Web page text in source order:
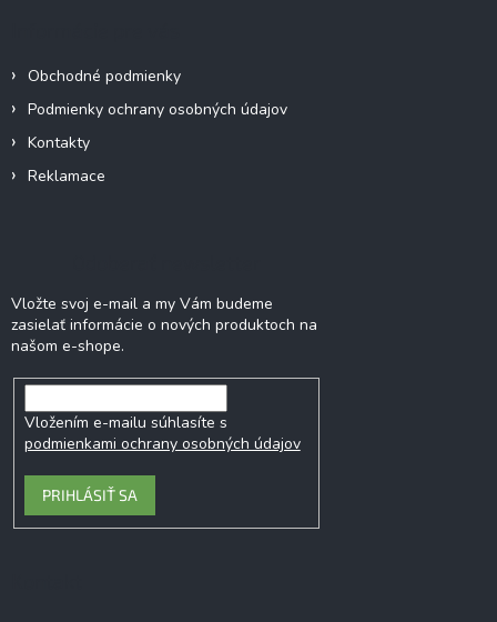
Obchodné podmienky
Podmienky ochrany osobných údajov
Kontakty
Reklamace
Vložte svoj e-mail a my Vám budeme
zasielať informácie o nových produktoch na
našom e-shope.
Vložením e-mailu súhlasíte s
podmienkami ochrany osobných údajov
PRIHLÁSIŤ SA